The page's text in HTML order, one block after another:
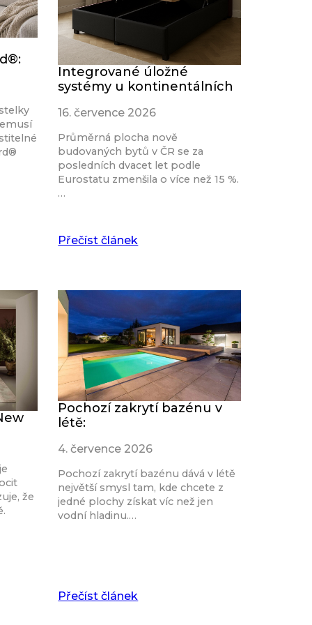
Integrované úložné
systémy u kontinentálních
16. července 2026
Průměrná plocha nově
budovaných bytů v ČR se za
posledních dvacet let podle
Eurostatu zmenšila o více než 15 %.
…
Přečíst článek
že
Pochozí zakrytí bazénu v
létě:
4. července 2026
Pochozí zakrytí bazénu dává v létě
největší smysl tam, kde chcete z
jedné plochy získat víc než jen
vodní hladinu.…
Přečíst článek